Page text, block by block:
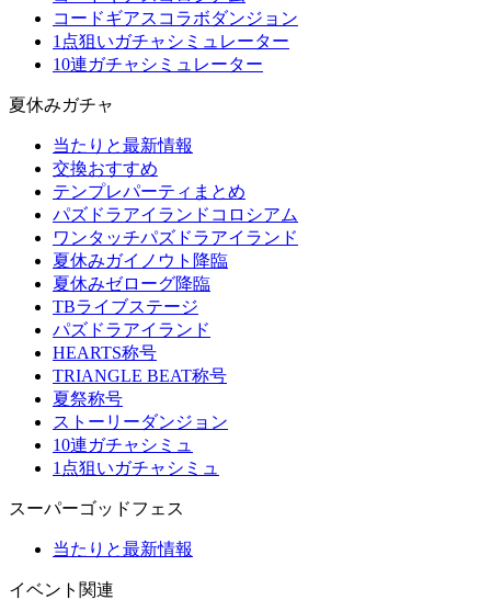
コードギアスコラボダンジョン
1点狙いガチャシミュレーター
10連ガチャシミュレーター
夏休みガチャ
当たりと最新情報
交換おすすめ
テンプレパーティまとめ
パズドラアイランドコロシアム
ワンタッチパズドラアイランド
夏休みガイノウト降臨
夏休みゼローグ降臨
TBライブステージ
パズドラアイランド
HEARTS称号
TRIANGLE BEAT称号
夏祭称号
ストーリーダンジョン
10連ガチャシミュ
1点狙いガチャシミュ
スーパーゴッドフェス
当たりと最新情報
イベント関連